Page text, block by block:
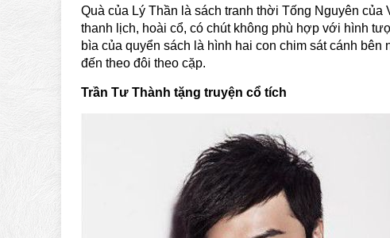
Quà của Lý Thần là sách tranh thời Tống Nguyên của
thanh lịch, hoài cổ, có chút không phù hợp với hình
bìa của quyển sách là hình hai con chim sát cánh bên
đến theo đôi theo cặp.
Trần Tư Thành tặng truyện cổ tích